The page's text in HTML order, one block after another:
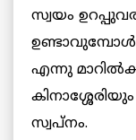
സ്വയം
എന്നു
സ്വപ്നം.